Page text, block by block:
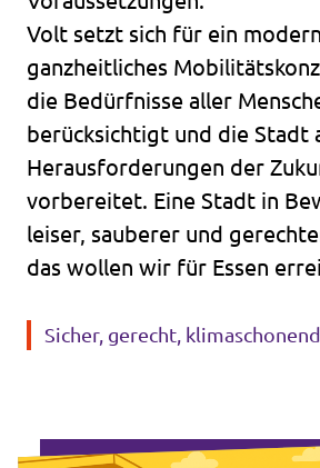
Volt setzt sich für ein
ganzheitliches
die Bedürfnisse aller
berücksichtigt und die Stadt
Herausforderungen der
vorbereitet. Eine Stadt in
leiser, sauberer und
das wollen wir für Essen
Sicher, gerecht,